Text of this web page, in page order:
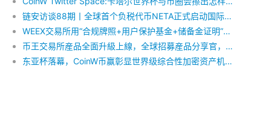
NEXUS 2140全球博览会首日圆满落幕，精彩持续绽放
X METAVERSE PRO独家冠名全球活动成功举办，再掀行业热潮
CoinW Twitter Space:卡塔尔世界杯与币圈会擦出怎样的火花？
链安访谈88期丨全球首个负税代币NETA正式启动国际化布局
WEEX交易所用“合规牌照+用户保护基金+储备金证明”重构安全信任